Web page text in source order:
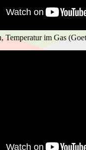
Temperatur im Gas